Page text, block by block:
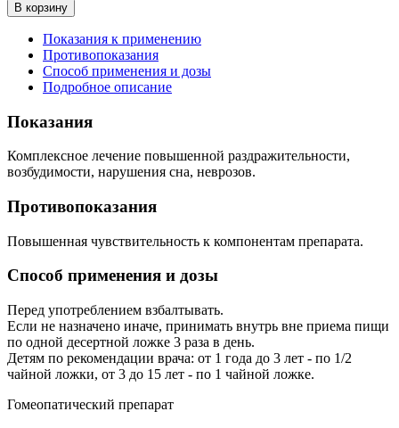
В корзину
Показания к применению
Противопоказания
Способ применения и дозы
Подробное описание
Показания
Комплексное лечение повышенной раздражительности,
возбудимости, нарушения сна, неврозов.
Противопоказания
Повышенная чувствительность к компонентам препарата.
Способ применения и дозы
Перед употреблением взбалтывать.
Если не назначено иначе, принимать внутрь вне приема пищи
по одной десертной ложке 3 раза в день.
Детям по рекомендации врача: от 1 года до 3 лет - по 1/2
чайной ложки, от 3 до 15 лет - по 1 чайной ложке.
Гомеопатический препарат